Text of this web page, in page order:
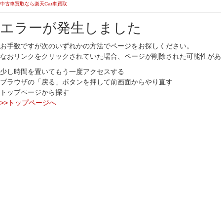
中古車買取なら楽天Car車買取
エラーが発生しました
お手数ですが次のいずれかの方法でページをお探しください。
なおリンクをクリックされていた場合、ページが削除された可能性が
少し時間を置いてもう一度アクセスする
ブラウザの「戻る」ボタンを押して前画面からやり直す
トップページから探す
>>トップページへ